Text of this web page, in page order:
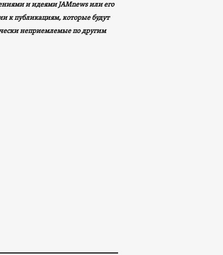
и идеями JAMnews или его
к публикациям, которые будут
неприемлемые по другим